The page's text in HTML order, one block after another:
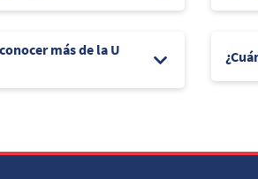
más de la U